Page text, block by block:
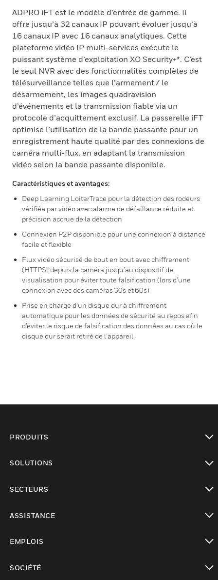
ADPRO iFT est le modèle d’entrée de gamme. Il
offre jusqu’à 32 canaux IP pouvant évoluer jusqu’à
16 canaux IP avec 16 canaux analytiques. Cette
plateforme vidéo IP multi-services exécute le
puissant système d’exploitation XO Security+*. C’est
le seul NVR avec des fonctionnalités complètes de
télésurveillance telles que l’armement / le
désarmement, les images quadravision
d’événements et la transmission fiable via un
protocole d’acquittement exclusif. La passerelle iFT
optimise l’utilisation de la bande passante pour un
enregistrement haute qualité par des connexions de
caméra multi-flux, en adaptant la transmission
vidéo selon la bande passante disponible.
Caractéristiques et avantages:
Deep Learning LoiterTrace pour la détection des rodeurs
vérifiée par vidéo avec alarme de défaillance réduite et
précision accrue de la détection
Connexion P2P disponible pour une connexion à distance
facile et flexible
Flux vidéo sécurisé de bout en bout avec chiffrement
(HTTPS) depuis la caméra jusqu’au dispositif de
visualisation pour éviter toute falsification (lors d’une
connexion avec des caméras 30s et 60s)
Prise en charge d’un disque dur à chiffrement
automatique pour les données de sécurité au repos afin
d’éviter le risque de falsification des données au cas où le
disque dur serait retiré de l’appareil.
PRODUITS
SOLUTIONS
SECTEURS
ASSISTANCE
EMPLOIS
SOCIÉTÉ